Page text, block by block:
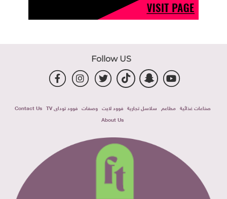
Follow US
صناعات غذائية مطاعم سلاسل تجارية فوود لايت وصفات فوود توداى TV
Contact Us
About Us